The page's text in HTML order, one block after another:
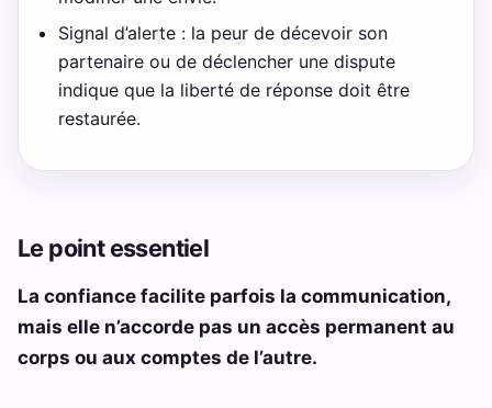
Signal d’alerte : la peur de décevoir son
partenaire ou de déclencher une dispute
indique que la liberté de réponse doit être
restaurée.
Le point essentiel
La confiance facilite parfois la communication,
mais elle n’accorde pas un accès permanent au
corps ou aux comptes de l’autre.